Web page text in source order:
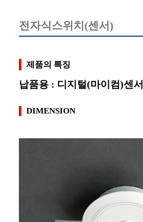
전자식스위치(센서)
제품의 특징
납품용 : 디지털(마이컴)센
DIMENSION